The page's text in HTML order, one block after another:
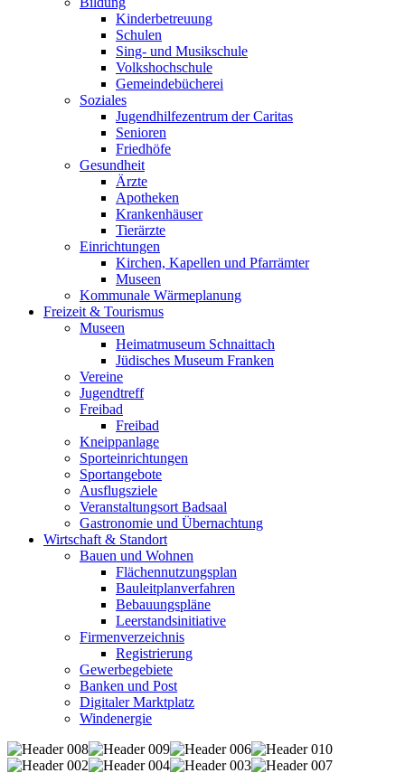
Kinderbetreuung
Schulen
Sing- und Musikschule
Volkshochschule
Gemeindebücherei
Soziales
Jugendhilfezentrum der Caritas
Senioren
Friedhöfe
Gesundheit
Ärzte
Apotheken
Krankenhäuser
Tierärzte
Einrichtungen
Kirchen, Kapellen und Pfarrämter
Museen
Kommunale Wärmeplanung
Freizeit & Tourismus
Museen
Heimatmuseum Schnaittach
Jüdisches Museum Franken
Vereine
Jugendtreff
Freibad
Freibad
Kneippanlage
Sporteinrichtungen
Sportangebote
Ausflugsziele
Veranstaltungsort Badsaal
Gastronomie und Übernachtung
Wirtschaft & Standort
Bauen und Wohnen
Flächennutzungsplan
Bauleitplanverfahren
Bebauungspläne
Leerstandsinitiative
Firmenverzeichnis
Registrierung
Gewerbegebiete
Banken und Post
Digitaler Marktplatz
Windenergie